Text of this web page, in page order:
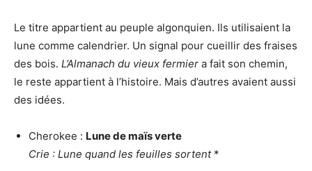
Le titre appartient au peuple algonquien. Ils utilisaient la
lune comme calendrier. Un signal pour cueillir des fraises
des bois. L’Almanach du vieux fermier a fait son chemin,
le reste appartient à l’histoire. Mais d’autres avaient aussi
des idées.
Cherokee : Lune de maïs verte
Crie : Lune quand les feuilles sortent*